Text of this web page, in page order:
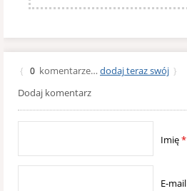
{ 0 komentarze… dodaj teraz swój }
Dodaj komentarz
Imię*
E-mail